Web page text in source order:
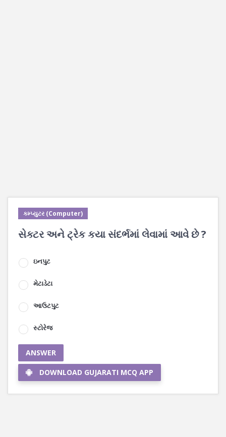
કમ્પ્યુટર (Computer)
સેક્ટર અને ટ્રેક કયા સંદર્ભમાં લેવામાં આવે છે ?
ઇનપુટ
મેટાડેટા
આઉટપુટ
સ્ટોરેજ
ANSWER
DOWNLOAD GUJARATI MCQ APP